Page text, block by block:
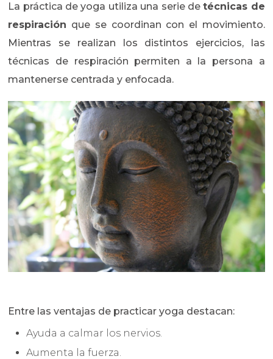
La práctica de yoga utiliza una serie detécnicas de
respiración que se coordinan con el movimiento.
Mientras se realizan los distintos ejercicios, las
técnicas de respiración permiten a la persona a
mantenerse centrada y enfocada.
Entre las ventajas de practicar yoga destacan:
Ayuda a calmar los nervios.
Aumenta la fuerza.